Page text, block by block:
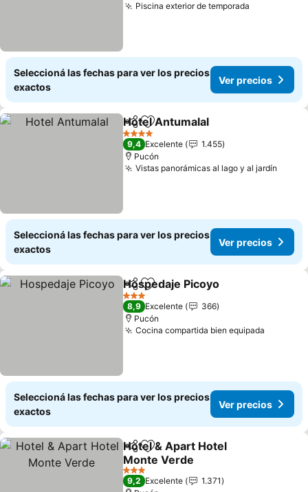
Piscina exterior de temporada
Seleccioná las fechas para ver los precios
exactos
Ver precios
CompartirAñadir a favoritos
Hotel Antumalal
4 Estrellas
9,4 Excelente
1.455
Pucón
Vistas panorámicas al lago y al jardín
Seleccioná las fechas para ver los precios
exactos
Ver precios
CompartirAñadir a favoritos
Hospedaje Picoyo
3 Estrellas
8,9 Excelente
366
Pucón
Cocina compartida bien equipada
Seleccioná las fechas para ver los precios
exactos
Ver precios
CompartirAñadir a favoritos
Hotel & Apart Hotel
Monte Verde
3 Estrellas
9,2 Excelente
1.371